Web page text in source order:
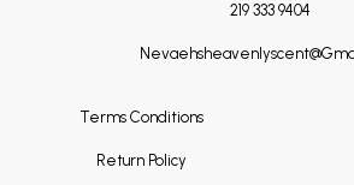
219 333 9404
Terms Conditions
Return Policy